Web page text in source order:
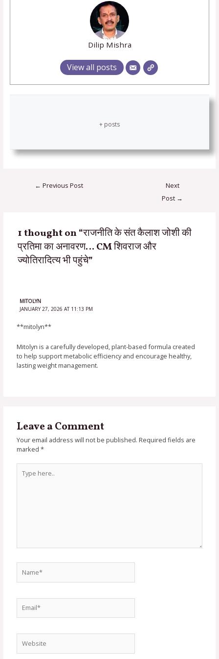
Dilip Mishra
View all posts
+ posts
← Previous Post
Next
Post →
1 thought on “राजनीति के संत कैलाश जोशी की
प्रतिमा का अनावरण… CM शिवराज और
ज्योतिरादित्य भी पहुंचे”
MITOLYN
JANUARY 27, 2026 AT 11:13 PM
**mitolyn**
Mitolyn is a carefully developed, plant-based formula created
to help support metabolic efficiency and encourage healthy,
lasting weight management.
Leave a Comment
Your email address will not be published. Required fields are
marked*
here..